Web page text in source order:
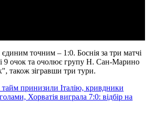
точним – 1:0. Боснія за три матчі
9 очок та очолює групу Н. Сан-Марино
також зігравши три тури.
тайм принизили Італію, кривдники
Хорватія виграла 7:0: відбір на